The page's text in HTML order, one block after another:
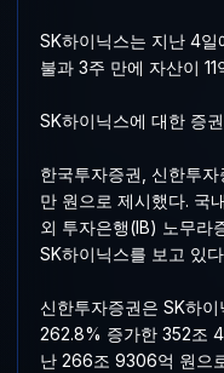
SK하이닉스는 지난 4일
불과 3주 만에 자산이
SK하이닉스에 대한 증
한국투자증권, 신한투
만 원으로 제시했다. 국
외 투자은행(IB) 노무라
SK하이닉스를 보고 있
신한투자증권은 SK하
262.8% 증가한 352조
난 266조 9306억 원으